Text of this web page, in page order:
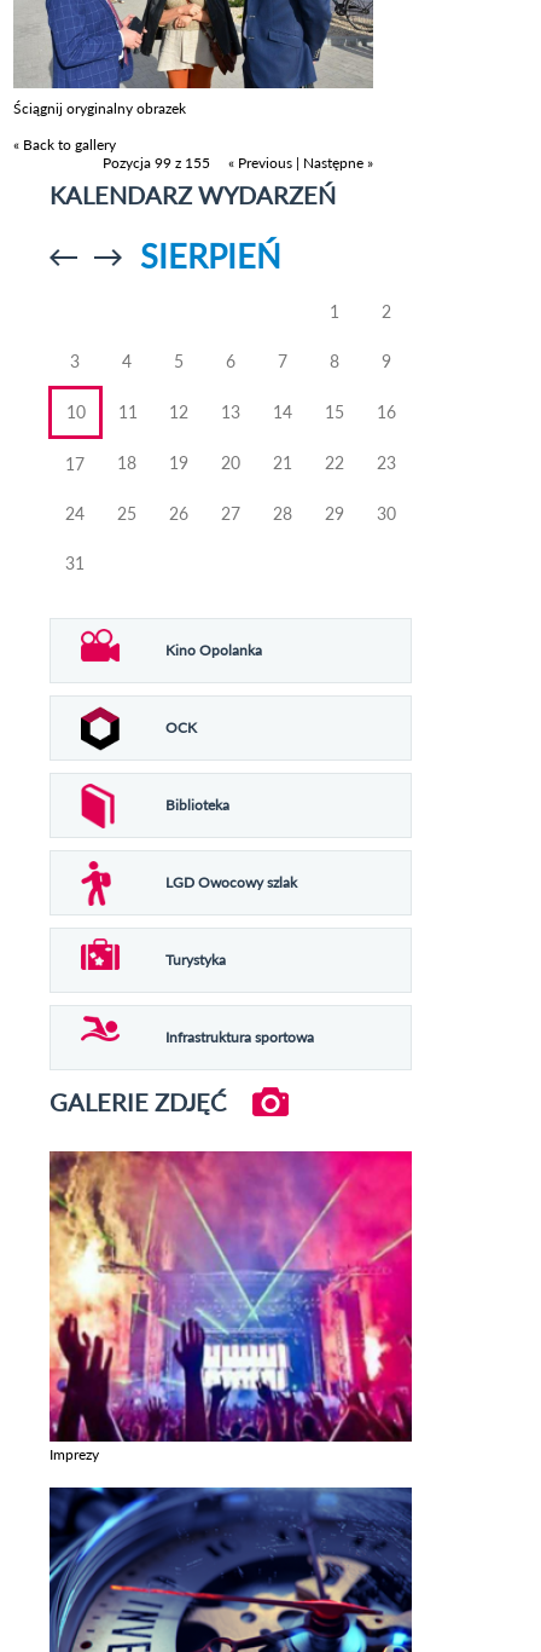
Ściągnij oryginalny obrazek
« Back to gallery
Pozycja 99 z 155
« Previous | Następne »
KALENDARZ WYDARZEŃ
Przejdź doPrzejdź do
SIERPIEŃ
1 2
3 4 5 6 7 8 9
10 11 12 13 14 15 16
17 18 19 20 21 22 23
24 25 26 27 28 29 30
31
Kino Opolanka
OCK
Biblioteka
LGD Owocowy szlak
Turystyka
Infrastruktura sportowa
GALERIE ZDJĘĆ
Imprezy